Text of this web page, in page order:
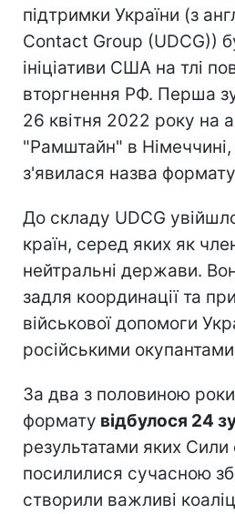
підтримки України (з
Contact Group (UDCG))
ініціативи США на тлі
вторгнення РФ. Перша
26 квітня 2022 року на
"Рамштайн" в Німеччині,
з'явилася назва
До складу UDCG
країн, серед яких як
нейтральні держави.
задля координації та
військової допомоги
російськими
За два з половиною
формату відбулося 24
результатами яких Сили
посилилися сучасною
створили важливі